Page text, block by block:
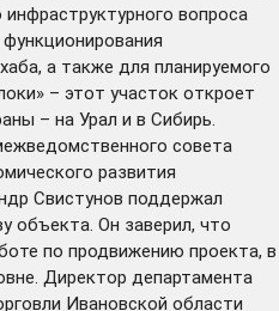
вопроса
а также для планируемого
– этот участок откроет
– на Урал и в Сибирь.
совета
развития
Свистунов поддержал
объекта. Он заверил, что
по продвижению проекта, в
Директор департамента
Ивановской области